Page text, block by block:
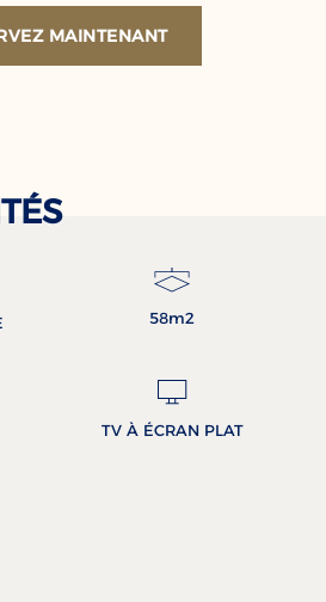
MAINTENANT
58m2
TV À ÉCRAN PLAT